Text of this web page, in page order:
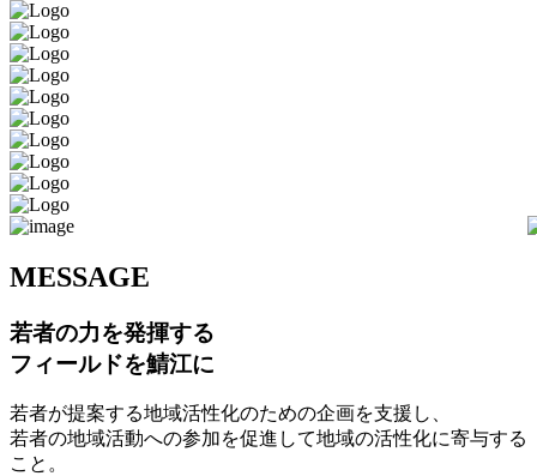
MESSAGE
若者の力を発揮する
フィールドを鯖江に
若者が提案する地域活性化のための企画を支援し、
若者の地域活動への参加を促進して地域の活性化に寄与する
こと。